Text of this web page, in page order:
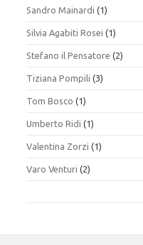
Sandro Mainardi (1)
Silvia Agabiti Rosei (1)
Stefano il Pensatore (2)
Tiziana Pompili (3)
Tom Bosco (1)
Umberto Ridi (1)
Valentina Zorzi (1)
Varo Venturi (2)